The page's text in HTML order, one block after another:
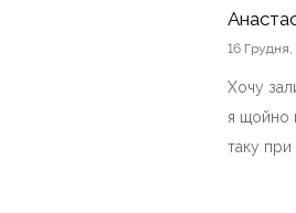
з 5
16
Хочу
я щойно
таку при